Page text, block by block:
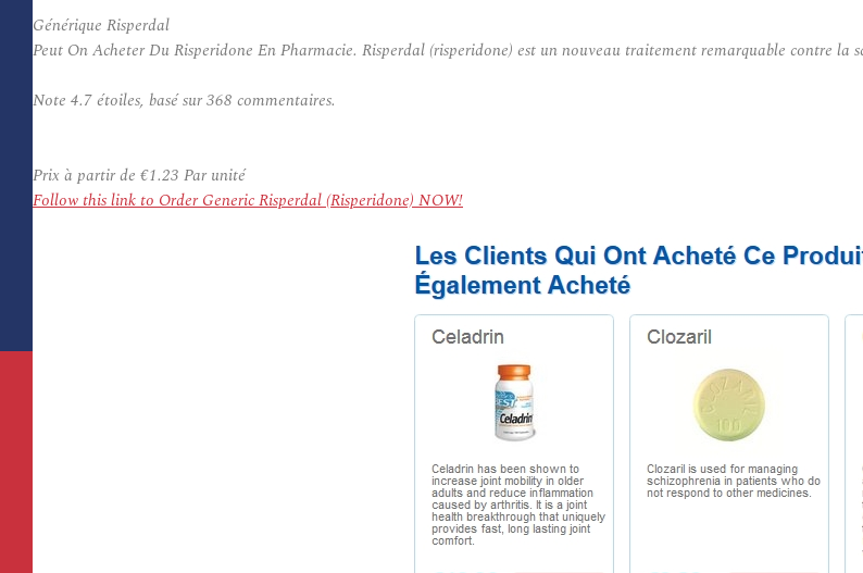
Générique Risperdal
Peut On Acheter Du Risperidone En Pharmacie. Risperdal (risperidone) est un nouveau traitement remarquable contre la
Note 4.7étoiles, basé sur368 commentaires.
Prix à partir de €1.23 Par unité
Follow this link to Order Generic Risperdal (Risperidone) NOW!